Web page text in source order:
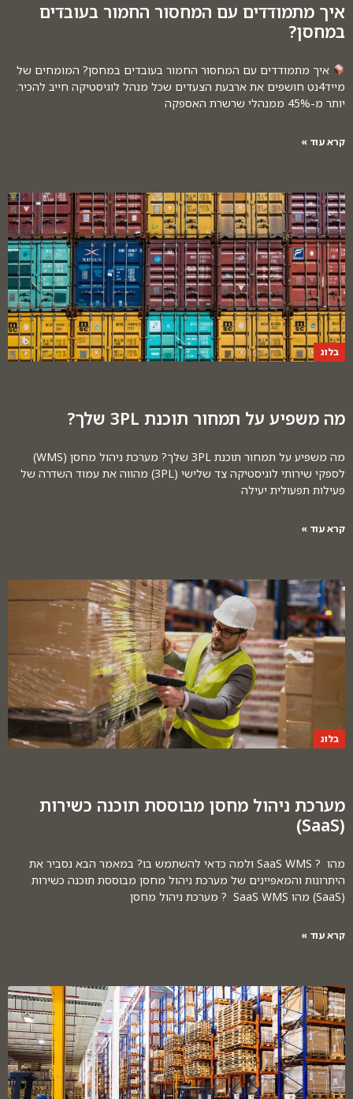
איך מתמודדים עם המחסור החמור בעובדים
במחסן?
איך מתמודדים עם המחסור החמור בעובדים במחסן? המומחים של
מייד4נט חושפים את ארבעת הצעדים שכל מנהל לוגיסטיקה חייב להכיר.
יותר מ-45% ממנהלי שרשרת האספקה
קרא עוד »
בלוג
מה משפיע על תמחור תוכנת 3PL שלך?
מה משפיע על תמחור תוכנת 3PL שלך? מערכת ניהול מחסן (WMS)
לספקי שירותי לוגיסטיקה צד שלישי (3PL) מהווה את עמוד השדרה של
פעילות תפעולית יעילה
קרא עוד »
בלוג
מערכת ניהול מחסן מבוססת תוכנה כשירות
(SaaS)
מהו ? SaaS WMS ולמה כדאי להשתמש בו? במאמר הבא נסביר את
היתרונות והמאפיינים של מערכת ניהול מחסן מבוססת תוכנה כשירות
(SaaS) מהו SaaS WMS ? מערכת ניהול מחסן
קרא עוד »